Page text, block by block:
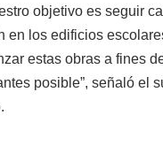
objetivo es seguir
en los edificios
estas obras a fines
posible”, señaló el